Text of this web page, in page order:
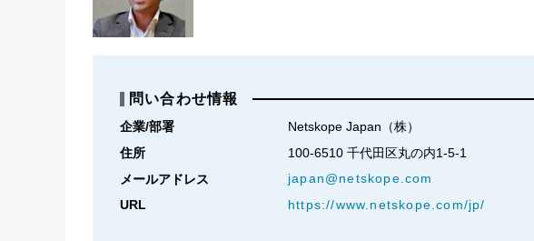
問い合わせ情報
企業/部署
Netskope Japan（株）
住所
100-6510 千代田区丸の内1-5-1
メールアドレス
japan@netskope.com
URL
https://www.netskope.com/jp/